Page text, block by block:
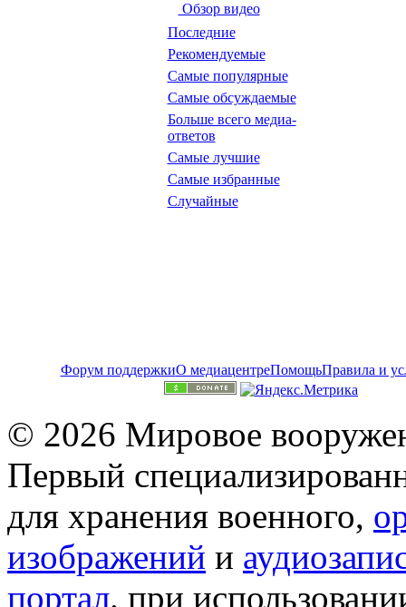
Обзор видео
Последние
Рекомендуемые
Самые популярные
Самые обсуждаемые
Больше всего медиа-
ответов
Самые лучшие
Самые избранные
Случайные
Форум поддержкиО медиацентреПомощьПравила и
© 2026 Мировое
Первый
для хранения военного,
изображений и
портал. при